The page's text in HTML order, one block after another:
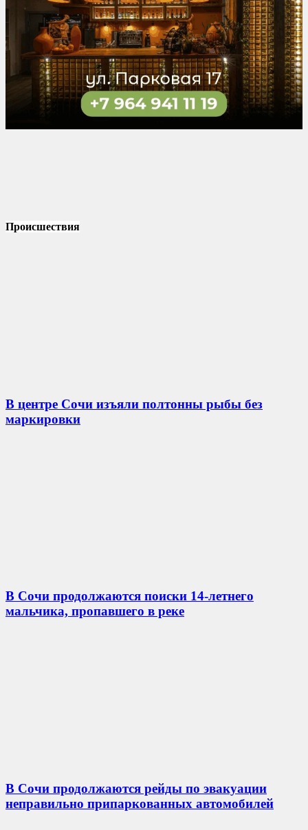
Происшествия
В центре Сочи изъяли полтонны рыбы без
маркировки
В Сочи продолжаются поиски 14-летнего
мальчика, пропавшего в реке
В Сочи продолжаются рейды по эвакуации
неправильно припаркованных автомобилей